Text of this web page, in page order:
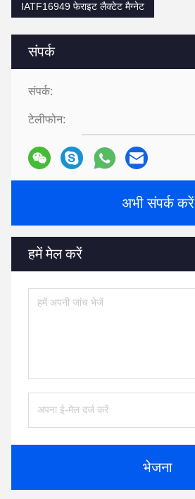
संपर्क
संपर्क:
टेलीफोन:
अभी संपर्क करें
हमें मेल करें
भेजना
IATF16949 फेराइट लैक्टेट मैग्नेट